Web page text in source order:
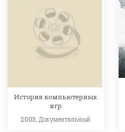
История компьютерных
игр
2003, Документальный